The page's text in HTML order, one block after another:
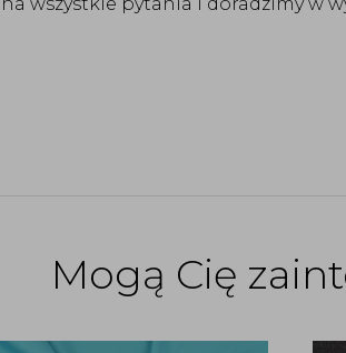
wszystkie pytania i doradzimy w
Mogą Cię